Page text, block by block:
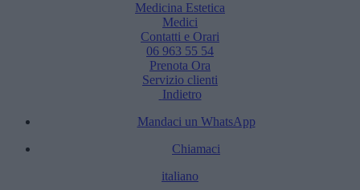
Medicina Estetica
Medici
Contatti e Orari
06 963 55 54
Prenota Ora
Servizio clienti
Indietro
Mandaci un WhatsApp
Chiamaci
italiano